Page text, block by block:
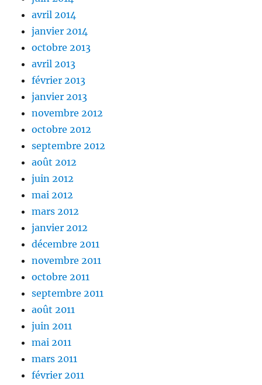
avril 2014
janvier 2014
octobre 2013
avril 2013
février 2013
janvier 2013
novembre 2012
octobre 2012
septembre 2012
août 2012
juin 2012
mai 2012
mars 2012
janvier 2012
décembre 2011
novembre 2011
octobre 2011
septembre 2011
août 2011
juin 2011
mai 2011
mars 2011
février 2011